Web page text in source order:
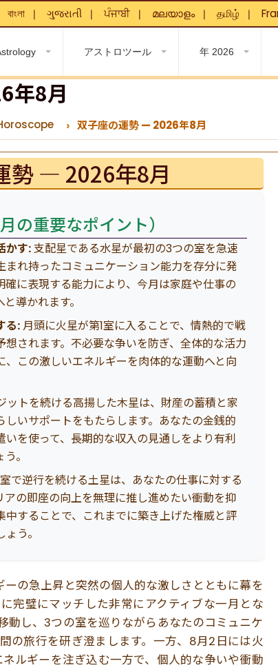
বাংলা ❘ ગુજરાતી ❘ ਪੰਜਾਬੀ ❘ മലയാളം ❘ தமிழ் ❘
アストロツール 年 2026
年8月
双子座の運勢 — 2026年8月
勢 — 2026年8月
の重要なポイント）
かす:支配星である水星が最初の3つの室を急速
まれ持ったコミュニケーション能力を存分に発
に表現する能力により、今月は家庭や仕事の
導かれます。
る:月頭に火星が第1室に入ることで、情熱的で戦
されます。不必要な争いを防ぎ、全体的な活力
、この激しいエネルギーを肉体的な運動へと向
ットを続ける高揚した木星は、財産の蓄積と家
いサポートをもたらします。あなたの金銭的
を使って、長期的な収入の見通しをより有利
。
で逆行を続ける土星は、あなたの仕事に対する
の即座の向上を無理に推し進めたい衝動を抑
中することで、これまでに築き上げた権威と評
う。
の急上昇と突然の個人的な激しさとともに幕を
完璧にマッチした非常にアクティブな一月とな
動し、3つの室を巡りながらあなたのコミュニケ
の旅行を研ぎ澄まします。一方、8月2日には火
ルギーを注ぎ込む一方で、個人的な争いや衝動